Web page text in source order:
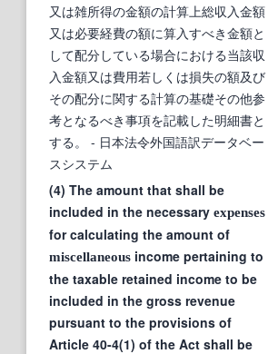
又は雑所得の金額の計算上総収入金額
又は必要経費の額に算入すべき金額と
して配分している場合における当該収
入金額又は費用若しくは損失の額及び
その配分に関する計算の基礎その他参
考となるべき事項を記載した明細書と
する。
- 日本法令外国語訳データベー
スシステム
(4) The amount that shall be
included in the necessary expenses
for calculating the amount of
miscellaneous income pertaining to
the taxable retained income to be
included in the gross revenue
pursuant to the provisions of
Article 40-4(1) of the Act shall be